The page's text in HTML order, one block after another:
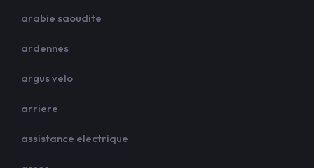
arabie saoudite
ardennes
argus velo
arriere
assistance electrique